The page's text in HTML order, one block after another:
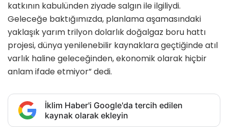
katkının kabulünden ziyade salgın ile ilgiliydi.
Geleceğe baktığımızda, planlama aşamasındaki
yaklaşık yarım trilyon dolarlık doğalgaz boru hattı
projesi, dünya yenilenebilir kaynaklara geçtiğinde atıl
varlık haline geleceğinden, ekonomik olarak hiçbir
anlam ifade etmiyor” dedi.
İklim Haber'i Google'da tercih edilen
kaynak olarak ekleyin